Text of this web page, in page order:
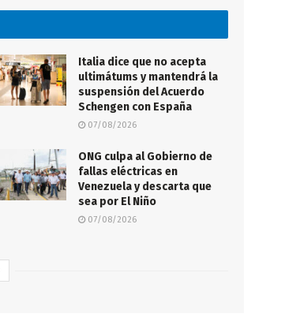
Italia dice que no acepta
ultimátums y mantendrá la
suspensión del Acuerdo
Schengen con España
07/08/2026
ONG culpa al Gobierno de
fallas eléctricas en
Venezuela y descarta que
sea por El Niño
07/08/2026